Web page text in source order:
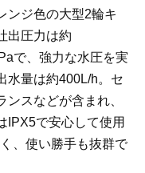
ンジ色の大型2輪キ
出圧力は約
で、強力な水圧を実
水量は約400L/h。セ
スなどが含まれ、
IPX5で安心して使用
、使い勝手も抜群で